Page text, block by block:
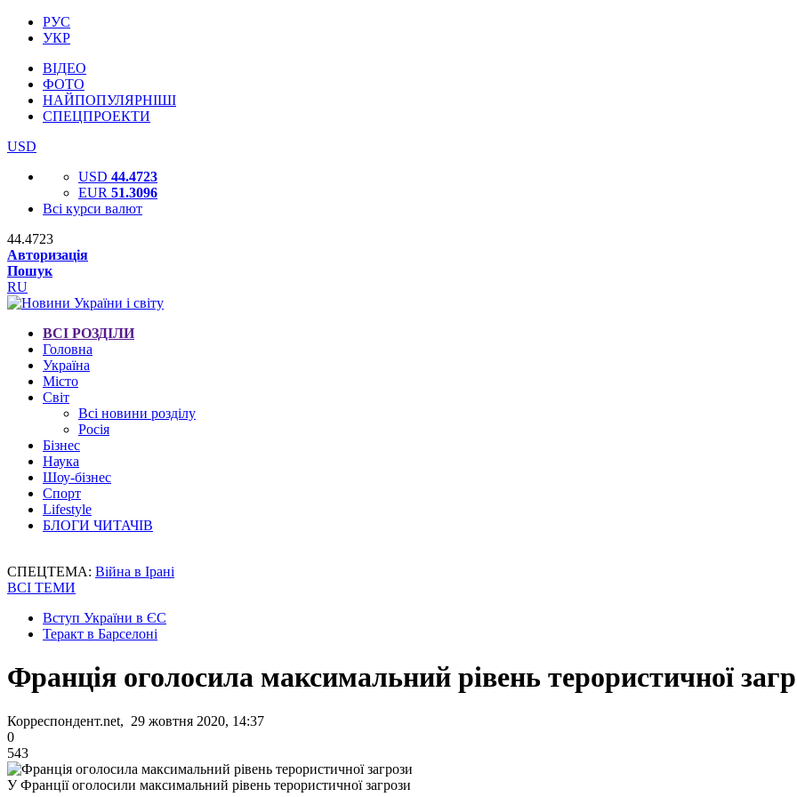
РУС
УКР
ВІДЕО
ФОТО
НАЙПОПУЛЯРНІШІ
СПЕЦПРОЕКТИ
USD
USD 44.4723
EUR 51.3096
Всі курси валют
44.4723
Авторизація
Пошук
RU
ВСІ РОЗДІЛИ
Головна
Україна
Місто
Світ
Всі новини розділу
Росія
Бізнес
Наука
Шоу-бізнес
Спорт
Lifestyle
БЛОГИ ЧИТАЧІВ
СПЕЦТЕМА: Війна в Ірані
ВСІ ТЕМИ
Вступ України в ЄС
Теракт в Барселоні
Франція оголосила максимальний рівень терористичної
Корреспондент.net, 29 жовтня 2020, 14:37
0
543
У Франції оголосили максимальний рівень терористичної загрози